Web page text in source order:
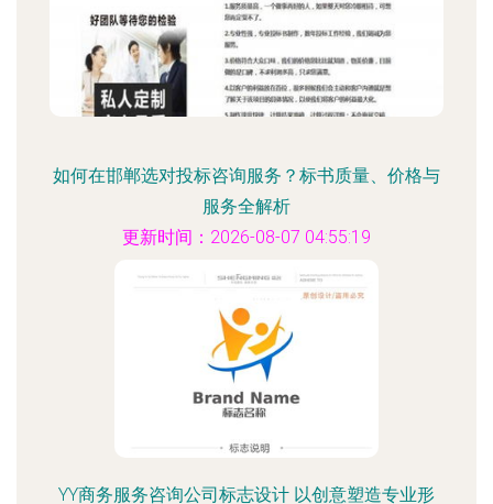
如何在邯郸选对投标咨询服务？标书质量、价格与
服务全解析
更新时间：2026-08-07 04:55:19
YY商务服务咨询公司标志设计 以创意塑造专业形